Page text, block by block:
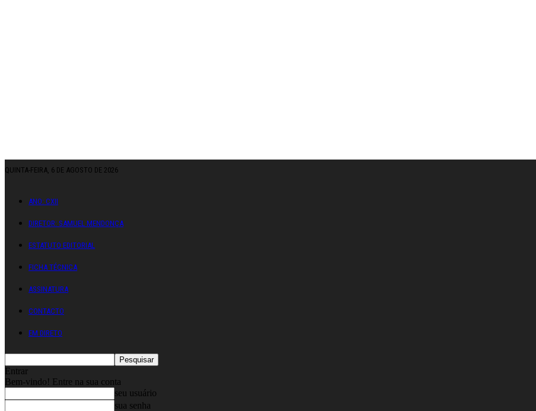
QUINTA-FEIRA, 6 DE AGOSTO DE 2026
ANO: CXII
DIRETOR: SAMUEL MENDONÇA
ESTATUTO EDITORIAL
FICHA TÉCNICA
ASSINATURA
CONTACTO
EM DIRETO
Entrar
Bem-vindo! Entre na sua conta
seu usuário
sua senha